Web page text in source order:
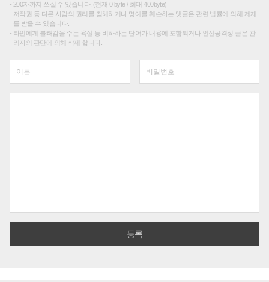
200자까지 쓰실 수 있습니다. (현재 0 byte / 최대 400byte)
저작권 등 다른 사람의 권리를 침해하거나 명예를 훼손하는 댓글은 관련 법률에 의해 제재
를 받을 수 있습니다.
타인에게 불쾌감을 주는 욕설 등 비하하는 단어가 내용에 포함되거나 인신공격성 글은 관
리자의 판단에 의해 삭제 합니다.